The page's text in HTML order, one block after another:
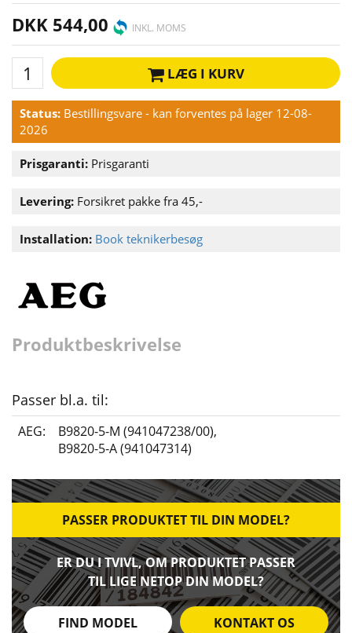
DKK 544,00 INKL. MOMS
LÆG I KURV
Status: Bestillingsvare - kan forventes på lager 12-08-
2026
Prisgaranti: Prisgaranti
Levering: Forsikret pakke fra 45,-
Installation: Book teknikerbesøg
Produktbeskrivelse
Passer bl.a. til:
AEG: B9820-5-M (941047238/00),
B9820-5-A (941047314)
PASSER PRODUKTET TIL DIN MODEL?
ER DU I TVIVL, OM PRODUKTET PASSER
TIL LIGE NETOP DIN MODEL?
FIND MODEL KONTAKT OS